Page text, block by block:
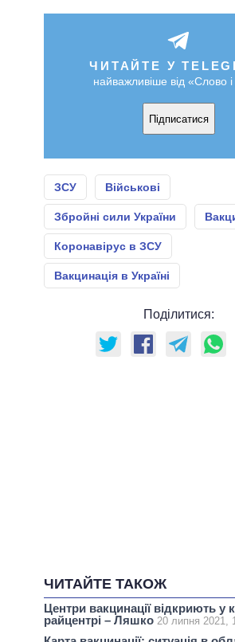
ЧИТАЙТЕ У
найважливіше від «Слово і
Підписатися
ЗСУ Військові
Збройні сили України
Коронавірус в ЗСУ
Вакцинація в Україні
Поділитися:
ЧИТАЙТЕ ТАКОЖ
Центри вакцинації відкриють у
райцентрі – Ляшко 20 липня 2021,